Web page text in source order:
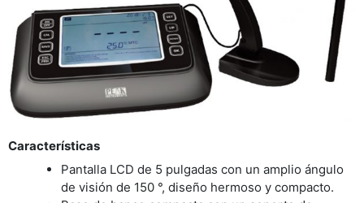
Características
Pantalla LCD de 5 pulgadas con un amplio ángulo
de visión de 150 °, diseño hermoso y compacto.